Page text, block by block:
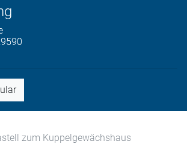
zum Kuppelgewächshaus